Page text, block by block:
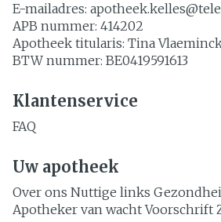
E-mailadres: apotheek.kelles@
APB nummer: 414202
Apotheek titularis: Tina
BTW nummer: BE0419591613
Klantenservice
FAQ
Uw apotheek
Over ons Nuttige links
Apotheker van wacht Voorschrift